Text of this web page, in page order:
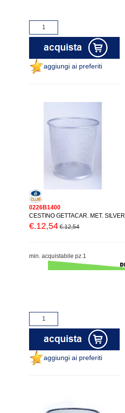
aggiungi ai preferiti
0226B1400
CESTINO GETTACAR. MET. SILVER
€.12,54 €.12,54
min. acquistabile pz.1
aggiungi ai preferiti